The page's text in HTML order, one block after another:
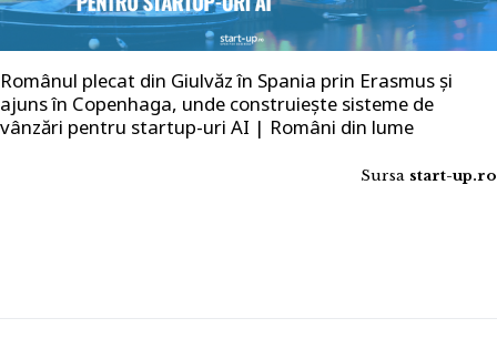
Românul plecat din Giulvăz în Spania prin Erasmus și
ajuns în Copenhaga, unde construiește sisteme de
vânzări pentru startup-uri AI | Români din lume
Sursa start-up.ro